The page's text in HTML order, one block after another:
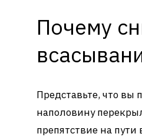
Почему
Представьте, что вы
наполовину
препятствие на